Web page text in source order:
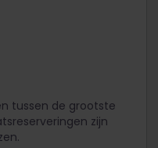
tussen de grootste
zijn